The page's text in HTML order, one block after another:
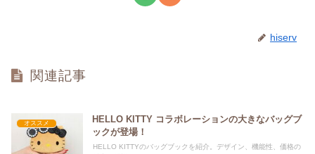
hiserv
関連記事
オススメ
HELLO KITTY コラボレーションの大きなバッグブ
ックが登場！
HELLO KITTYのバッグブックを紹介。デザイン、機能性、価格の